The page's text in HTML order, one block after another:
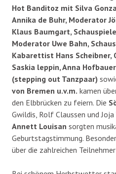
Hot Banditoz mit Silva
Annika de Buhr, Moderator
Klaus Baumgart,
Moderator Uwe Bahn,
Kabarettist Hans Scheibner,
Saskia leppin, Anna
(stepping out Tanzpaar)
von Bremen u.v.m. kamen
den Elbbrücken zu feiern. Die
Gwildis, Rolf Claussen und
Annett Louisan sorgten
Geburtstagstimmung.
über die zahlreichen